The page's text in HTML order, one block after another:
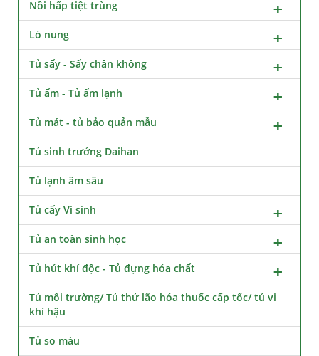
Nồi hấp tiệt trùng
Lò nung
Tủ sấy - Sấy chân không
Tủ ấm - Tủ ấm lạnh
Tủ mát - tủ bảo quản mẫu
Tủ sinh trưởng Daihan
Tủ lạnh âm sâu
Tủ cấy Vi sinh
Tủ an toàn sinh học
Tủ hút khí độc - Tủ đựng hóa chất
Tủ môi trường/ Tủ thử lão hóa thuốc cấp tốc/ tủ vi
khí hậu
Tủ so màu